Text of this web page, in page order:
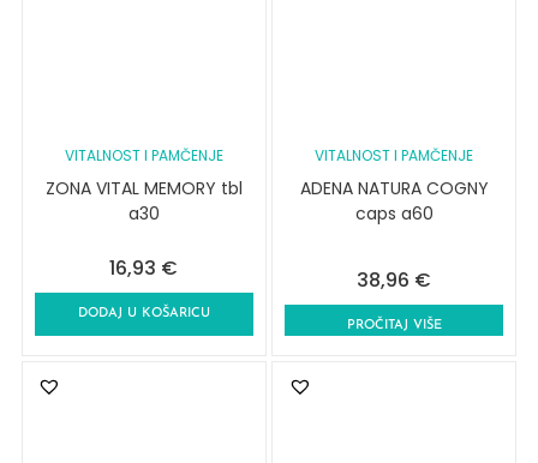
VITALNOST I PAMČENJE
ZONA VITAL MEMORY tbl
a30
16,93 €
DODAJ U KOŠARICU
VITALNOST I PAMČENJE
ADENA NATURA COGNY
caps a60
38,96 €
PROČITAJ VIŠE